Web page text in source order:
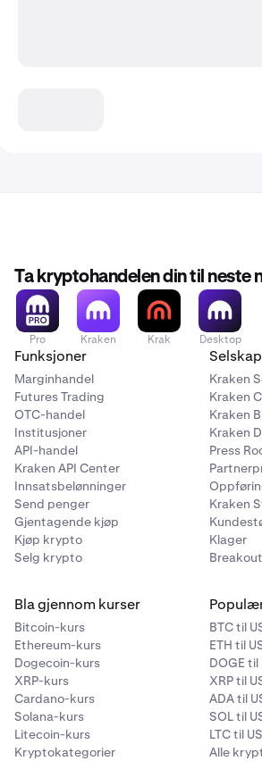
Ta kryptohandelen din til neste
Pro Kraken Krak Desktop
Funksjoner
Marginhandel
Futures Trading
OTC-handel
Institusjoner
API-handel
Kraken API Center
Innsatsbelønninger
Send penger
Gjentagende kjøp
Kjøp krypto
Selg krypto
Selskap
Kraken
Kraken
Kraken
Kraken
Press
Kraken
Klager
Bla gjennom kurser
Bitcoin-kurs
Ethereum-kurs
Dogecoin-kurs
XRP-kurs
Cardano-kurs
Solana-kurs
Litecoin-kurs
Kryptokategorier
BTC til
ETH til
DOGE til
XRP til
ADA til
SOL til
LTC til
Alle